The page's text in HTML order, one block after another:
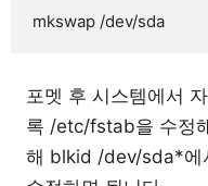
mkswap /dev/sda
포멧 후 시스템에서
록 /etc/fstab을 수정
해 blkid /dev/sda*에